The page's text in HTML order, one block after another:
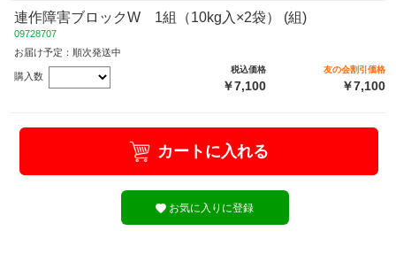
連作障害ブロックW 1組（10kg入×2袋） (組)
09728707
お届け予定：順次発送中
購入数
税込価格
￥7,100
友の会割引価格
￥7,100
カートに入れる
お気に入りに登録